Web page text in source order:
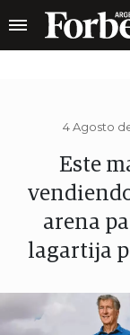
4 Agosto
Este
arena
lagartija